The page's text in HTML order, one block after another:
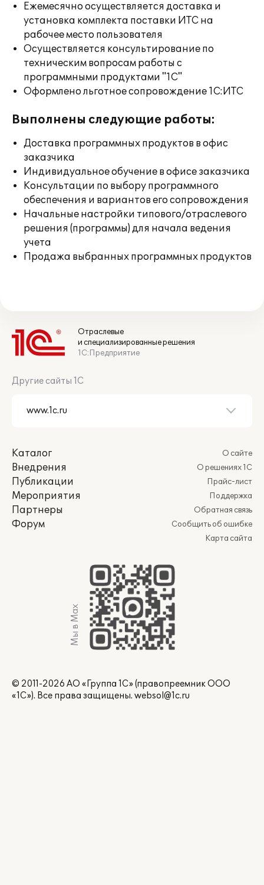
Ежемесячно осуществляется доставка и
установка комплекта поставки ИТС на
рабочее место пользователя
Осуществляется консультирование по
техническим вопросам работы с
программными продуктами "1С"
Оформлено льготное сопровождение 1С:ИТС
Выполнены следующие работы:
Доставка программных продуктов в офис
заказчика
Индивидуальное обучение в офисе заказчика
Консультации по выбору программного
обеспечения и вариантов его сопровождения
Начальные настройки типового/отраслевого
решения (программы) для начала ведения
учета
Продажа выбранных программных продуктов
Отраслевые
и специализированные решения
1С:Предприятие
Другие сайты 1С
Каталог
Внедрения
Публикации
Мероприятия
Партнеры
Форум
О сайте
О решениях 1С
Прайс-лист
Поддержка
Обратная связь
Сообщить об ошибке
Карта сайта
Мы в Max
© 2011-2026 АО «Группа 1С» (правопреемник ООО
«1С»). Все права защищены. websol@1c.ru